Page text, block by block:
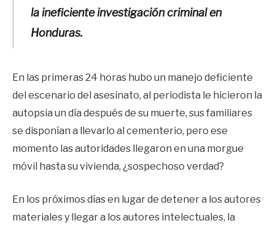
la ineficiente investigación criminal en
Honduras.
En las primeras 24 horas hubo un manejo deficiente
del escenario del asesinato, al periodista le hicieron la
autopsia un día después de su muerte, sus familiares
se disponían a llevarlo al cementerio, pero ese
momento las autoridades llegaron en una morgue
móvil hasta su vivienda, ¿sospechoso verdad?
En los próximos días en lugar de detener a los autores
materiales y llegar a los autores intelectuales, la